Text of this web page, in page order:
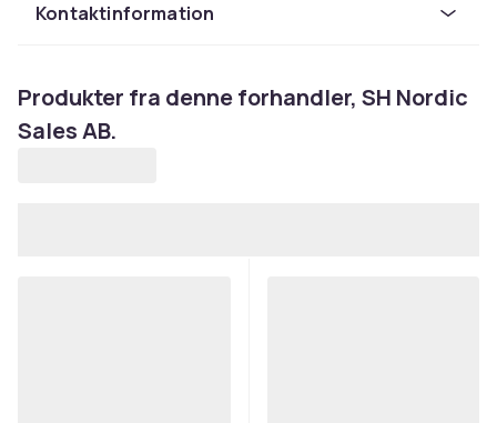
more beauty for the money!
Kontaktinformation
Produkter fra denne forhandler, SH Nordic
Sales AB.